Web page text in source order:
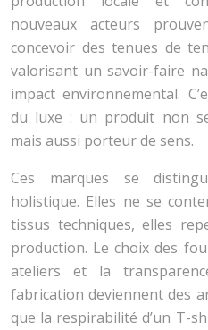
nouveaux acteurs
concevoir des tenues de
valorisant un savoir-faire
impact environnemental.
du luxe : un produit non
mais aussi porteur de sens.
Ces marques se
holistique. Elles ne se
tissus techniques, elles
production. Le choix des
ateliers et la
fabrication deviennent des
que la respirabilité d’un T-